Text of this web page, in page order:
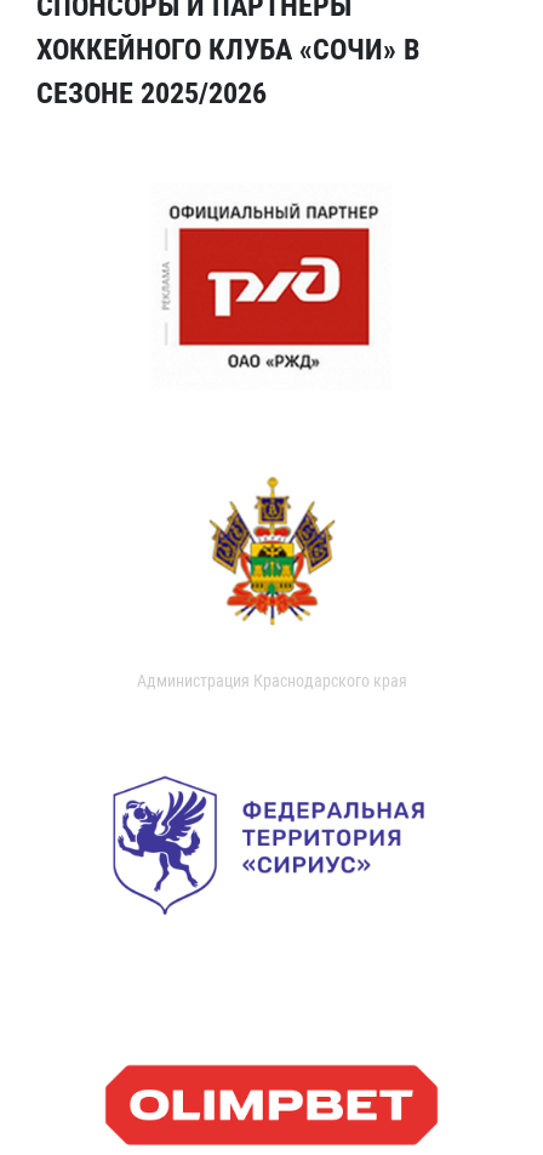
ХОККЕЙНОГО КЛУБА «СОЧИ» В
СЕЗОНЕ 2025/2026
Администрация Краснодарского края